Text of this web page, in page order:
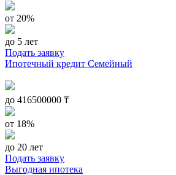
от 20%
до 5 лет
Подать заявку
Ипотечный кредит Семейный
до 416500000 ₸
от 18%
до 20 лет
Подать заявку
Выгодная ипотека